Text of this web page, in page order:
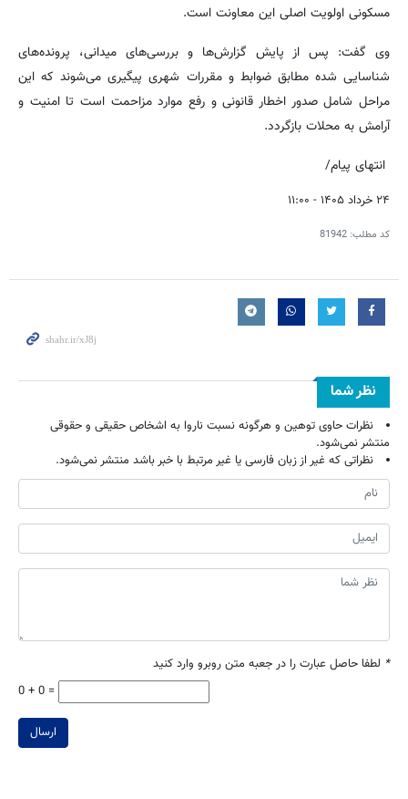
مسکونی اولویت اصلی این معاونت است.
وی گفت: پس از پایش گزارش‌ها و بررسی‌های میدانی، پرونده‌های
شناسایی شده مطابق ضوابط و مقررات شهری پیگیری می‌شوند که این
مراحل شامل صدور اخطار قانونی و رفع موارد مزاحمت است تا امنیت و
آرامش به محلات بازگردد.
انتهای پیام/
۲۴ خرداد ۱۴۰۵ - ۱۱:۰۰
کد مطلب: 81942
نظر شما
نظرات حاوی توهین و هرگونه نسبت ناروا به اشخاص حقیقی و حقوقی
منتشر نمی‌شود.
نظراتی که غیر از زبان فارسی یا غیر مرتبط با خبر باشد منتشر نمی‌شود.
* لطفا حاصل عبارت را در جعبه متن روبرو وارد کنید
0 + 0 =
ارسال